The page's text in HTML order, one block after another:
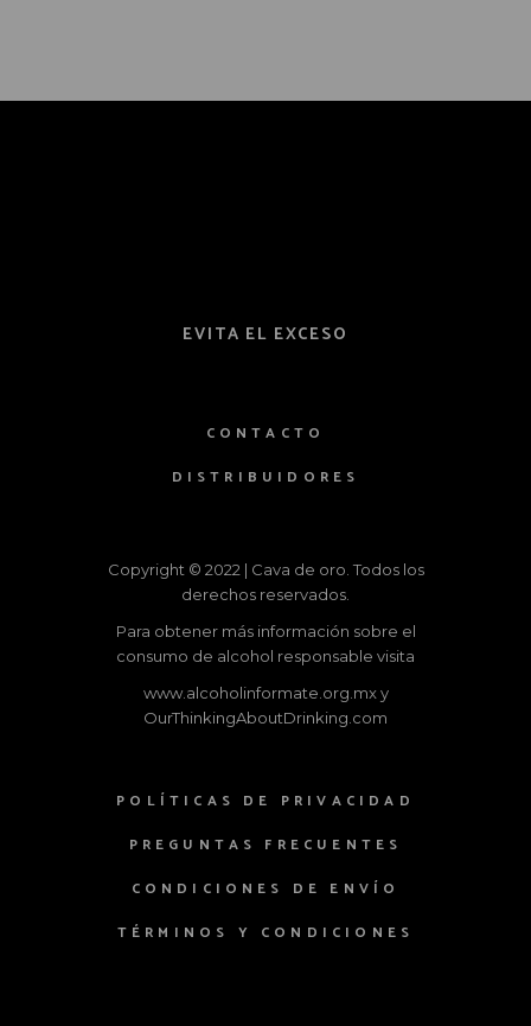
EVITA EL EXCESO
CONTACTO
DISTRIBUIDORES
Copyright © 2022 | Cava de oro. Todos los
derechos reservados.
Para obtener más información sobre el
consumo de alcohol responsable visita
www.alcoholinformate.org.mxy
OurThinkingAboutDrinking.com
POLÍTICAS DE PRIVACIDAD
PREGUNTAS FRECUENTES
CONDICIONES DE ENVÍO
TÉRMINOS Y CONDICIONES